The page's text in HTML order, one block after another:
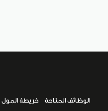
خريطة المول
الوظائف المتاحة